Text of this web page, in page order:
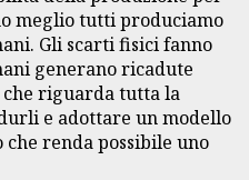
meglio tutti produciamo
Gli scarti fisici fanno
generano ricadute
che riguarda tutta la
e adottare un modello
che renda possibile uno